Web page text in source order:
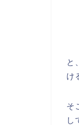
と
け
そ
し